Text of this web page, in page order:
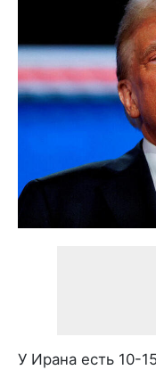
У Ирана есть 10-